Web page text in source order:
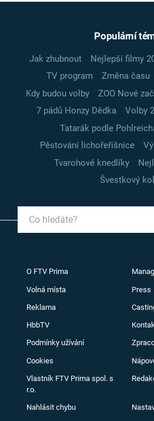
Populární
Jak zhubnout Nejlepší filmy
TV program
Změna času
Kdy budou volby
ZOO Nové
7 pádů Honzy Dědka
Volby
Tatarák podle
Pěstování lichořeřišnice
Tvarohové knedlíky
Švestkový
O FTV Prima
Volná místa Press
Reklama
HbbTV
Podmínky užívání
Cookies
Vlastník FTV Prima spol. s
r.o.
Nahlásit chybu